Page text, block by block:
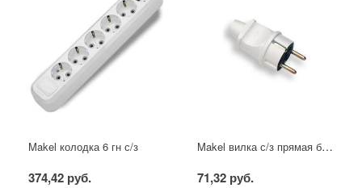
Makel колодка 6 гн с/з
374,42 руб.
Makel вилка с/з прямая белая
71,32 руб.